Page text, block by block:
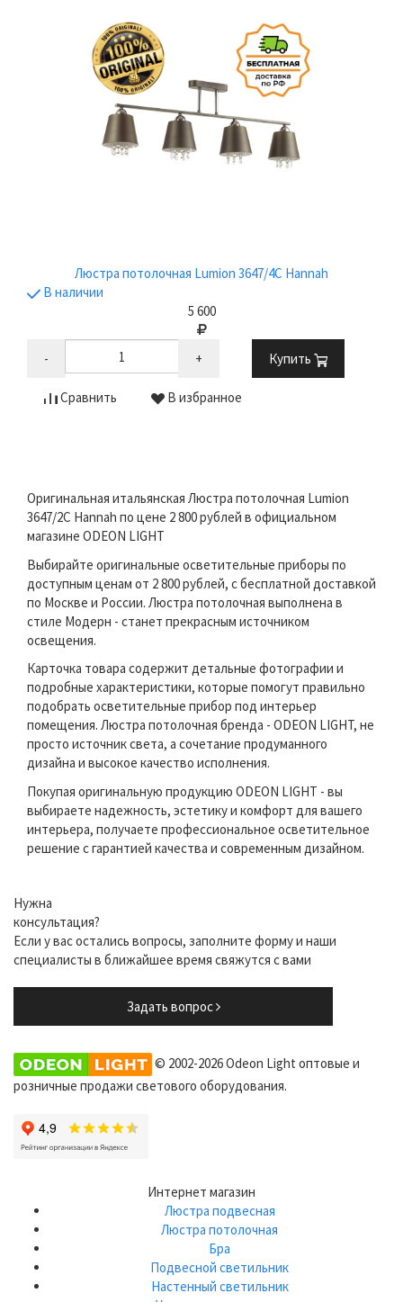
Люстра потолочная Lumion 3647/4C Hannah
В наличии
5 600
- + Купить
Сравнить В избранное
Оригинальная итальянская Люстра потолочная Lumion
3647/2C Hannah по цене 2 800 рублей в официальном
магазине ODEON LIGHT
Выбирайте оригинальные осветительные приборы по
доступным ценам от 2 800 рублей, с бесплатной доставкой
по Москве и России. Люстра потолочная выполнена в
стиле Модерн - станет прекрасным источником
освещения.
Карточка товара содержит детальные фотографии и
подробные характеристики, которые помогут правильно
подобрать осветительные прибор под интерьер
помещения. Люстра потолочная бренда - ODEON LIGHT, не
просто источник света, а сочетание продуманного
дизайна и высокое качество исполнения.
Покупая оригинальную продукцию ODEON LIGHT - вы
выбираете надежность, эстетику и комфорт для вашего
интерьера, получаете профессиональное осветительное
решение с гарантией качества и современным дизайном.
Нужна
консультация?
Если у вас остались вопросы, заполните форму и наши
специалисты в ближайшее время свяжутся с вами
Задать вопрос
© 2002-2026 Odeon Light оптовые и
розничные продажи светового оборудования.
Интернет магазин
Люстра подвесная
Люстра потолочная
Бра
Подвесной светильник
Настенный светильник